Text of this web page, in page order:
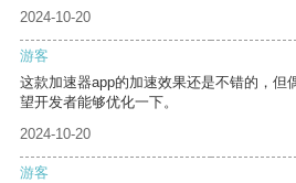
2024-10-20
游客
这款加速器app的加速效果还是不错的，但
望开发者能够优化一下。
2024-10-20
游客